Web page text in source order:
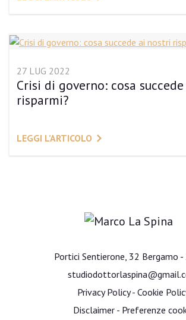
27 LUG 2022
Crisi di governo: cosa
risparmi?
LEGGI L’ARTICOLO
Portici Sentierone, 32 Bergamo
Privacy Policy- Cookie
Disclaimer- Preferenze